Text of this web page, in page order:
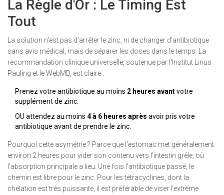
La Règle d'Or : Le Timing Est
Tout
La solution n'est pas d'arrêter le zinc, ni de changer d'antibiotique
sans avis médical, mais de séparer les doses dans le temps. La
recommandation clinique universelle, soutenue par l'Institut Linus
Pauling et le WebMD, est claire :
Prenez votre antibiotique au moins 2 heures avantvotre
supplément de zinc.
OU attendez au moins 4 à 6 heures après avoir pris votre
antibiotique avant de prendre le zinc.
Pourquoi cette asymétrie ? Parce que l'estomac met généralement
environ 2 heures pour vider son contenu vers l'intestin grêle, où
l'absorption principale a lieu. Une fois l'antibiotique passé, le
chemin est libre pour le zinc. Pour les tétracyclines, dont la
chélation est très puissante, il est préférable de viser l'extrême